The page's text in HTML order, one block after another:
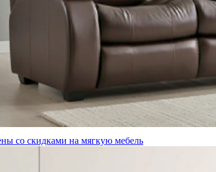
со скидками на мягкую мебель